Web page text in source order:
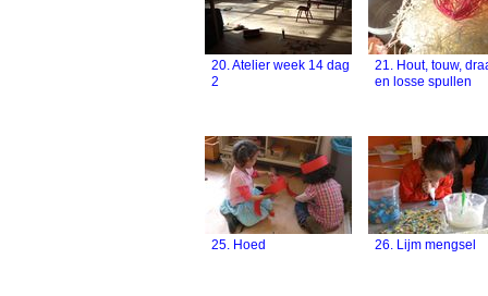
20. Atelier week 14 dag
2
21. Hout, touw,
en losse spullen
25. Hoed 26. Lijm mengsel